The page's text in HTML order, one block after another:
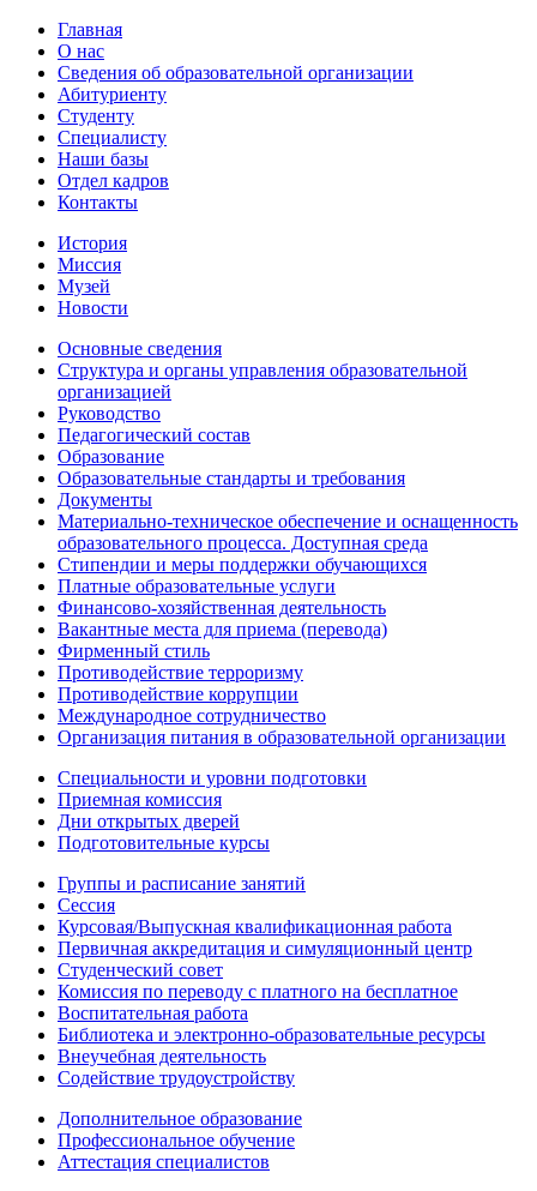
Главная
О нас
Сведения об образовательной организации
Абитуриенту
Студенту
Специалисту
Наши базы
Отдел кадров
Контакты
История
Миссия
Музей
Новости
Основные сведения
Структура и органы управления образовательной
организацией
Руководство
Педагогический состав
Образование
Образовательные стандарты и требования
Документы
Материально-техническое обеспечение и оснащенность
образовательного процесса. Доступная среда
Стипендии и меры поддержки обучающихся
Платные образовательные услуги
Финансово-хозяйственная деятельность
Вакантные места для приема (перевода)
Фирменный стиль
Противодействие терроризму
Противодействие коррупции
Международное сотрудничество
Организация питания в образовательной организации
Специальности и уровни подготовки
Приемная комиссия
Дни открытых дверей
Подготовительные курсы
Группы и расписание занятий
Сессия
Курсовая/Выпускная квалификационная работа
Первичная аккредитация и симуляционный центр
Студенческий совет
Комиссия по переводу с платного на бесплатное
Воспитательная работа
Библиотека и электронно-образовательные ресурсы
Внеучебная деятельность
Содействие трудоустройству
Дополнительное образование
Профессиональное обучение
Аттестация специалистов